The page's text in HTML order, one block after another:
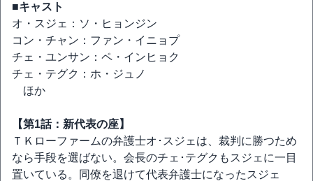
■キャスト
オ・スジェ：ソ・ヒョンジン
コン・チャン：ファン・イニョプ
チェ・ユンサン：ペ・インヒョク
チェ・テグク：ホ・ジュノ
ほか
【第1話：新代表の座】
ＴＫローファームの弁護士オ･スジェは、裁判に勝つため
なら手段を選ばない。会長のチェ･テグクもスジェに一目
置いている。同僚を退けて代表弁護士になったスジェ